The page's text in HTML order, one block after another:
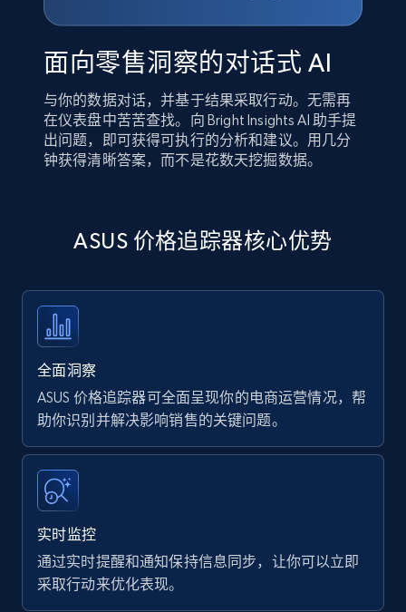
面向零售洞察的对话式 AI
与你的数据对话，并基于结果采取行动。无需再
在仪表盘中苦苦查找。向 Bright Insights AI 助手提
出问题，即可获得可执行的分析和建议。用几分
钟获得清晰答案，而不是花数天挖掘数据。
ASUS 价格追踪器核心优势
全面洞察
ASUS 价格追踪器可全面呈现你的电商运营情况，帮
助你识别并解决影响销售的关键问题。
实时监控
通过实时提醒和通知保持信息同步，让你可以立即
采取行动来优化表现。